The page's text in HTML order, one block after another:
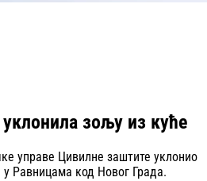
зољу из куће
управе Цивилне заштите уклонио
у Равницама код Новог Града.